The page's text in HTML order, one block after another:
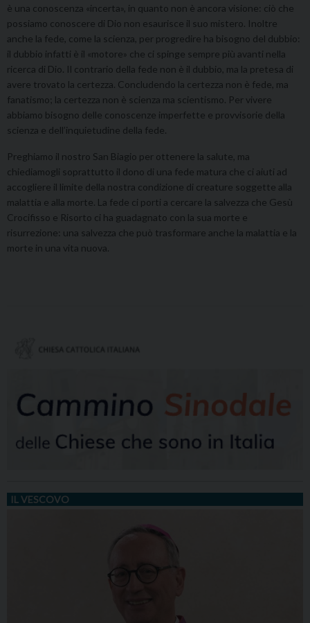
è una conoscenza «incerta», in quanto non è ancora visione: ciò che
possiamo conoscere di Dio non esaurisce il suo mistero. Inoltre
anche la fede, come la scienza, per progredire ha bisogno del dubbio:
il dubbio infatti è il «motore» che ci spinge sempre più avanti nella
ricerca di Dio. Il contrario della fede non è il dubbio, ma la pretesa di
avere trovato la certezza. Concludendo la certezza non è fede, ma
fanatismo; la certezza non è scienza ma scientismo. Per vivere
abbiamo bisogno delle conoscenze imperfette e provvisorie della
scienza e dell’inquietudine della fede.
Preghiamo il nostro San Biagio per ottenere la salute, ma
chiediamogli soprattutto il dono di una fede matura che ci aiuti ad
accogliere il limite della nostra condizione di creature soggette alla
malattia e alla morte. La fede ci porti a cercare la salvezza che Gesù
Crocifisso e Risorto ci ha guadagnato con la sua morte e
risurrezione: una salvezza che può trasformare anche la malattia e la
morte in una vita nuova.
IL VESCOVO